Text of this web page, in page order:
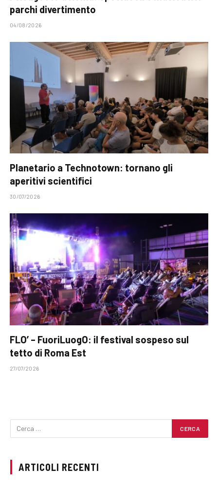
parchi divertimento
04/08/2026
Planetario a Technotown: tornano gli
aperitivi scientifici
30/07/2026
FLO’ – FuoriLuogO: il festival sospeso sul
tetto di Roma Est
27/07/2026
ARTICOLI RECENTI